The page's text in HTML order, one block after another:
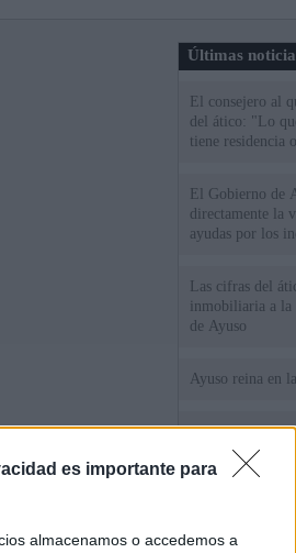
es importante para
almacenamos o accedemos a
Últimas
El consejero al
del ático: "Lo
tiene residencia
El Gobierno de
directamente la
ayudas por los
Las cifras del
inmobiliaria a la
de Ayuso
Ayuso reina en
El juez propone
la filtración de
jefa" Ayuso
WhatsApp,